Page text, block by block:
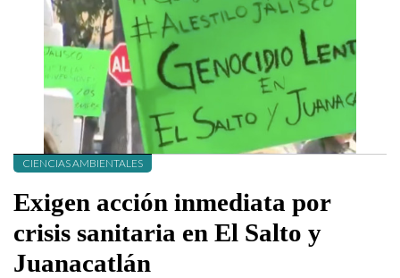
CIENCIAS AMBIENTALES
Exigen acción inmediata por
crisis sanitaria en El Salto y
Juanacatlán